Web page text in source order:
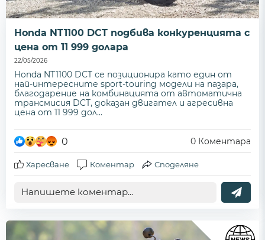
Honda NT1100 DCT подбива конкуренцията с
цена от 11 999 долара
22/05/2026
Honda NT1100 DCT се позиционира като един от
най-интересните sport-touring модели на пазара,
благодарение на комбинацията от автоматична
трансмисия DCT, доказан двигател и агресивна
цена от 11 999 дол...
0 0 Коментара
Харесване Коментар Споделяне